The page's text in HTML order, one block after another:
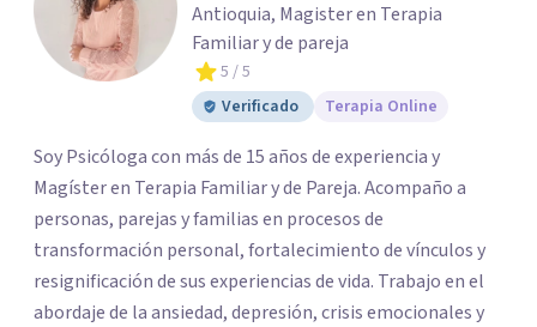
Antioquia, Magister en Terapia
Familiar y de pareja
5 / 5
Verificado
Terapia Online
Soy Psicóloga con más de 15 años de experiencia y
Magíster en Terapia Familiar y de Pareja. Acompaño a
personas, parejas y familias en procesos de
transformación personal, fortalecimiento de vínculos y
resignificación de sus experiencias de vida. Trabajo en el
abordaje de la ansiedad, depresión, crisis emocionales y